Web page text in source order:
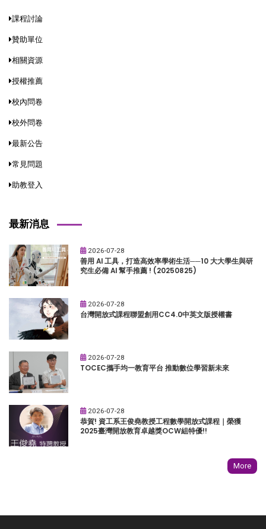
課程討論
贊助單位
相關資源
授權推薦
校內問卷
校外問卷
最新公告
常見問題
助教登入
最新消息
2026-07-28
善用 AI 工具，打造高效率學術生活──10 大大學生與研
究生必備 AI 幫手推薦 ! (20250825)
2026-07-28
台灣開放式課程聯盟創用CC4.0中英文版授權書
2026-07-28
TOCEC攜手均一教育平台 推動數位學習新未來
2026-07-28
恭賀! 資工系王俊堯教授工程數學開放式課程｜榮獲
2025臺灣開放教育卓越獎OCW組特優!!
More